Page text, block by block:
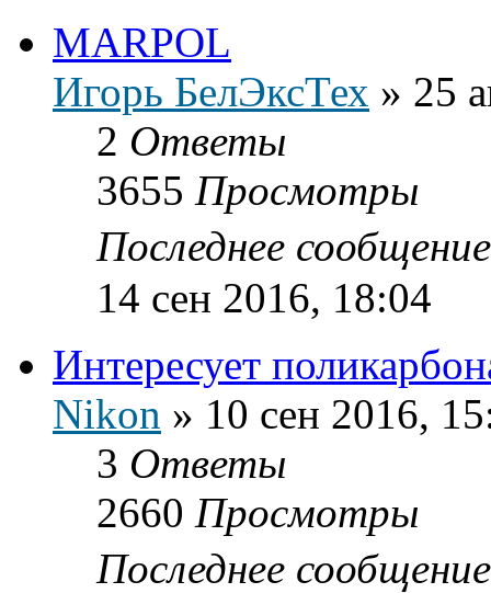
MARPOL
Игорь БелЭксТех » 25
2 Ответы
3655 Просмотры
Последнее
14 сен 2016, 18:04
Интересует
Nikon » 10 сен 2016,
3 Ответы
2660 Просмотры
Последнее